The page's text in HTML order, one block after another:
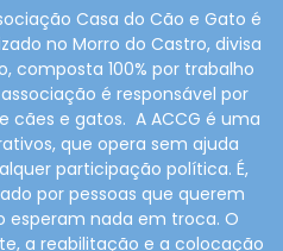
Casa do Cão e Gato é
no Morro do Castro, divisa
composta 100% por trabalho
é responsável por
cães e gatos. ​ A ACCG é uma
que opera sem ajuda
participação política. É,
por pessoas que querem
esperam nada em troca. O
a reabilitação e a colocação